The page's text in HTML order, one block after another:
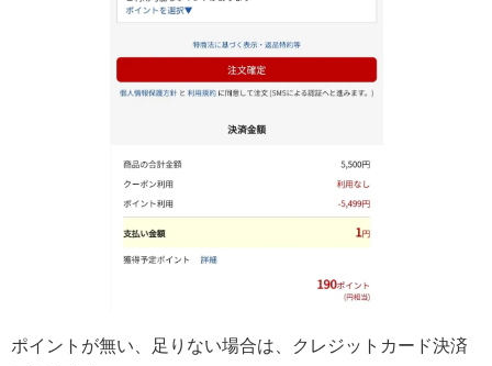
ポイントが無い、足りない場合は、クレジットカード決済